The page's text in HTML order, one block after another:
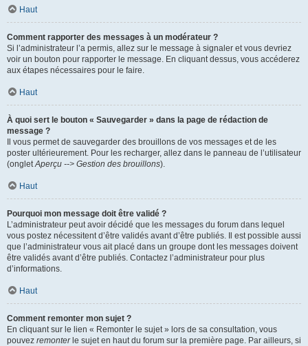
Haut
Comment rapporter des messages à un modérateur ?
Si l’administrateur l’a permis, allez sur le message à signaler et vous devriez
voir un bouton pour rapporter le message. En cliquant dessus, vous accéderez
aux étapes nécessaires pour le faire.
Haut
À quoi sert le bouton « Sauvegarder » dans la page de rédaction de
message ?
Il vous permet de sauvegarder des brouillons de vos messages et de les
poster ultérieurement. Pour les recharger, allez dans le panneau de l’utilisateur
(ongletAperçu --> Gestion des brouillons).
Haut
Pourquoi mon message doit être validé ?
L’administrateur peut avoir décidé que les messages du forum dans lequel
vous postez nécessitent d’être validés avant d’être publiés. Il est possible aussi
que l’administrateur vous ait placé dans un groupe dont les messages doivent
être validés avant d’être publiés. Contactez l’administrateur pour plus
d’informations.
Haut
Comment remonter mon sujet ?
En cliquant sur le lien « Remonter le sujet » lors de sa consultation, vous
pouvez remonterle sujet en haut du forum sur la première page. Par ailleurs, si